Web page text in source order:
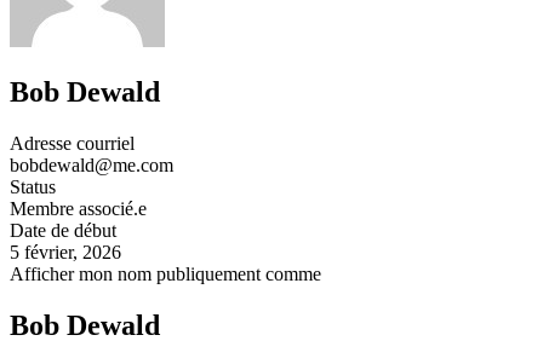
Bob Dewald
Adresse courriel
bobdewald@me.com
Status
Membre associé.e
Date de début
5 février, 2026
Afficher mon nom publiquement comme
Bob Dewald